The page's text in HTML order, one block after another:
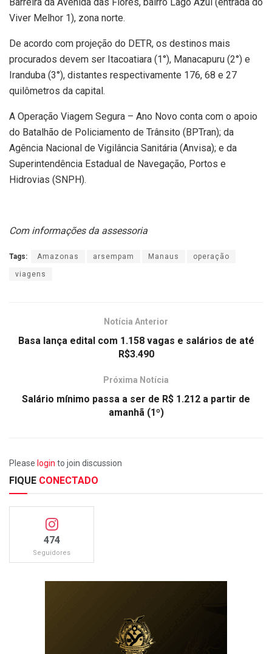
Viver Melhor 1), zona norte.
De acordo com projeção do DETR, os destinos mais
procurados devem ser Itacoatiara (1°), Manacapuru (2°) e
Iranduba (3°), distantes respectivamente 176, 68 e 27
quilômetros da capital.
A Operação Viagem Segura – Ano Novo conta com o apoio
do Batalhão de Policiamento de Trânsito (BPTran); da
Agência Nacional de Vigilância Sanitária (Anvisa); e da
Superintendência Estadual de Navegação, Portos e
Hidrovias (SNPH).
Com informações da assessoria
Tags: Amazonas arsempam Manaus operação
viagens
Notícia Anterior
Basa lança edital com 1.158 vagas e salários de até
R$3.490
Próxima Notícia
Salário mínimo passa a ser de R$ 1.212 a partir de
amanhã (1º)
Please login to join discussion
FIQUE CONECTADO
474
Seguidores